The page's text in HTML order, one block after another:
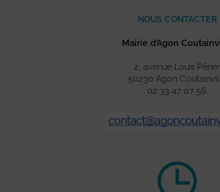
NOUS CONTACTER
Mairie d’Agon
2, avenue Louis Périer
50230 Agon
02 33 47 07 56